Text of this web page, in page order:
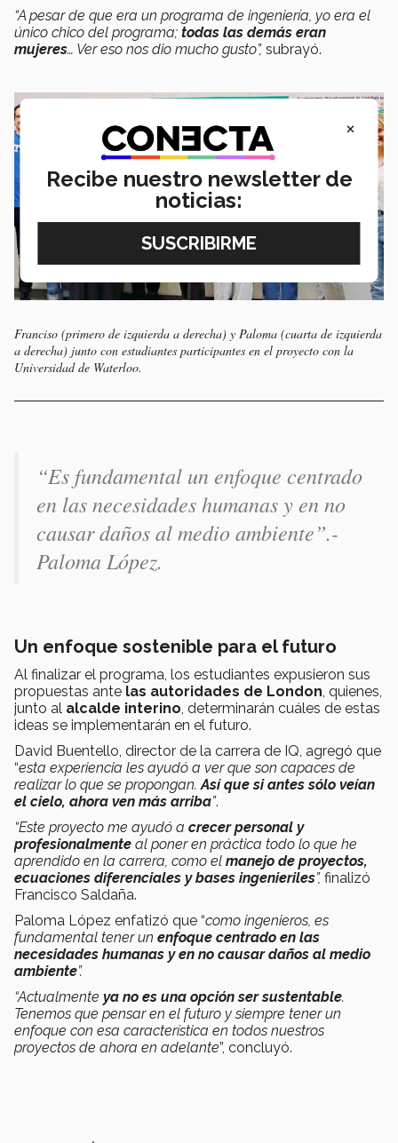
“A pesar de que era un programa de ingeniería, yo era el
único chico del programa; todas las demás eran
mujeres… Ver eso nos dio mucho gusto”, subrayó.
Franciso (primero de izquierda a derecha) y Paloma (cuarta de izquierda
a derecha) junto con estudiantes participantes en el proyecto con la
Universidad de Waterloo.
“Es fundamental un enfoque centrado
en las necesidades humanas y en no
causar daños al medio ambiente”.-
Paloma López.
Un enfoque sostenible para el futuro
Al finalizar el programa, los estudiantes expusieron sus
propuestas ante las autoridades de London, quienes,
junto al alcalde interino, determinarán cuáles de estas
ideas se implementarán en el futuro.
David Buentello, director de la carrera de IQ, agregó que
“esta experiencia les ayudó a ver que son capaces de
realizar lo que se propongan.Así que si antes sólo veían
el cielo, ahora ven más arriba”.
“Este proyecto me ayudó a crecer personal y
profesionalmente al poner en práctica todo lo que he
aprendido en la carrera, como el manejo de proyectos,
ecuaciones diferenciales y bases ingenieriles”, finalizó
Francisco Saldaña.
Paloma López enfatizó que “como ingenieros, es
fundamental tener un enfoque centrado en las
necesidades humanas y en no causar daños al medio
ambiente”.
“Actualmente ya no es una opción ser sustentable.
Tenemos que pensar en el futuro y siempre tener un
enfoque con esa característica en todos nuestros
proyectos de ahora en adelante”, concluyó.
×
Recibe nuestro newsletter de
noticias: